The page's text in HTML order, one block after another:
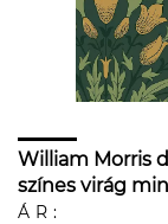
William Morris
színes virág
ÁR: